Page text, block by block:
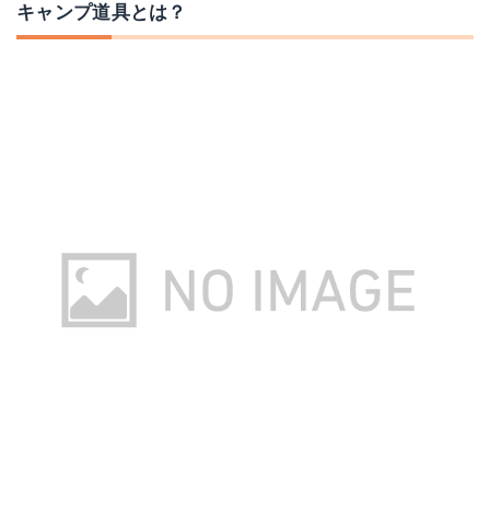
楽天で詳細を見る 楽天で詳細を見る
メイフライチェア 2
キャンプ道具とは？